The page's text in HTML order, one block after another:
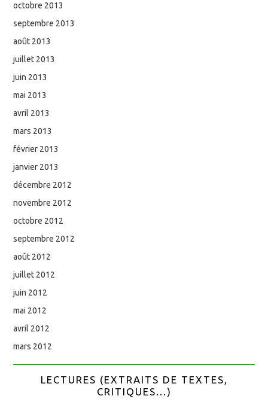
octobre 2013
septembre 2013
août 2013
juillet 2013
juin 2013
mai 2013
avril 2013
mars 2013
février 2013
janvier 2013
décembre 2012
novembre 2012
octobre 2012
septembre 2012
août 2012
juillet 2012
juin 2012
mai 2012
avril 2012
mars 2012
LECTURES (EXTRAITS DE TEXTES,
CRITIQUES...)